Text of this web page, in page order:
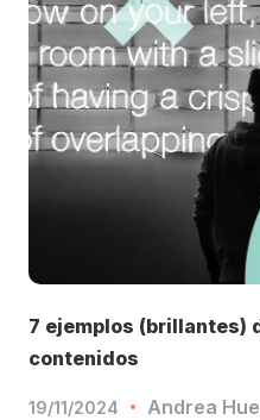
7 ejemplos (brillantes)
contenidos
19/11/2024 Andrea